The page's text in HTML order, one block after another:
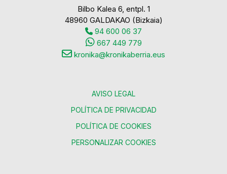
Bilbo Kalea 6, entpl. 1
48960 GALDAKAO (Bizkaia)
94 600 06 37
667 449 779
kronika@kronikaberria.eus
AVISO LEGAL
POLÍTICA DE PRIVACIDAD
POLÍTICA DE COOKIES
PERSONALIZAR COOKIES